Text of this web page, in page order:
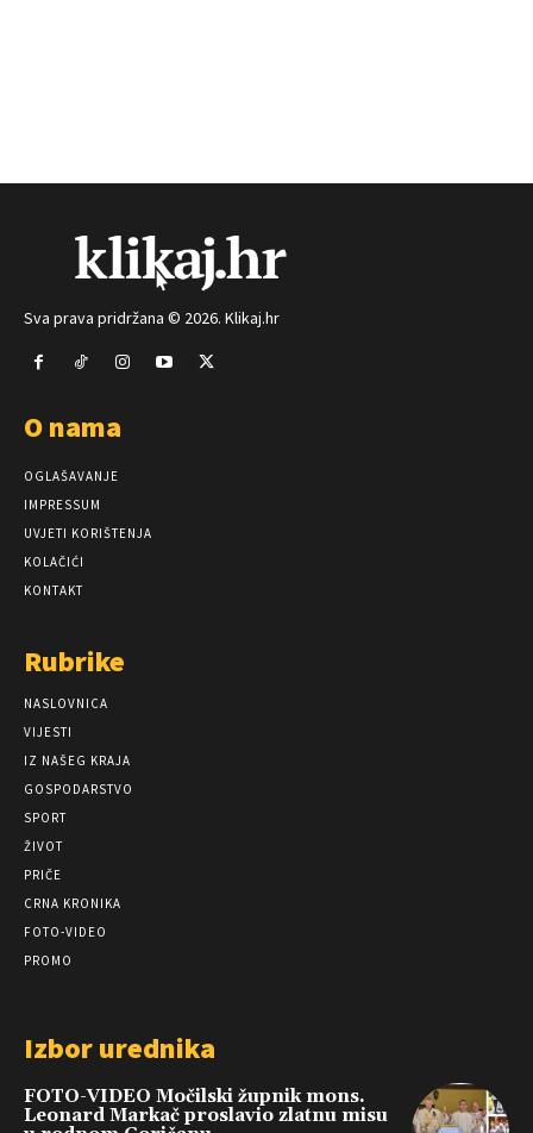
Sva prava pridržana © 2026. Klikaj.hr
O nama
OGLAŠAVANJE
IMPRESSUM
UVJETI KORIŠTENJA
KOLAČIĆI
KONTAKT
Rubrike
NASLOVNICA
VIJESTI
IZ NAŠEG KRAJA
GOSPODARSTVO
SPORT
ŽIVOT
PRIČE
CRNA KRONIKA
FOTO-VIDEO
PROMO
Izbor urednika
FOTO-VIDEO Močilski župnik mons.
Leonard Markač proslavio zlatnu misu